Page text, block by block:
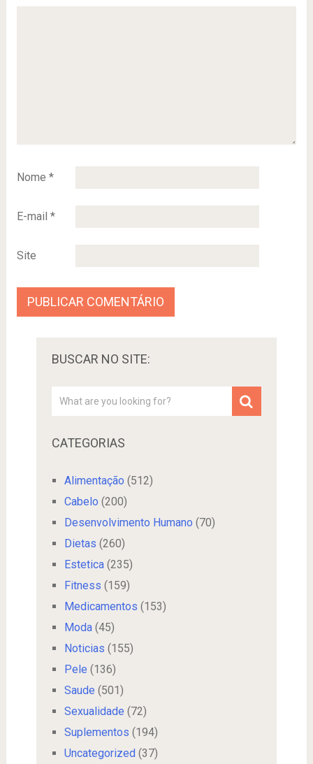
Nome *
E-mail *
Site
BUSCAR NO SITE:
CATEGORIAS
Alimentação (512)
Cabelo (200)
Desenvolvimento Humano (70)
Dietas (260)
Estetica(235)
Fitness (159)
Medicamentos (153)
Moda(45)
Noticias (155)
Pele (136)
Saude (501)
Sexualidade (72)
Suplementos (194)
Uncategorized (37)